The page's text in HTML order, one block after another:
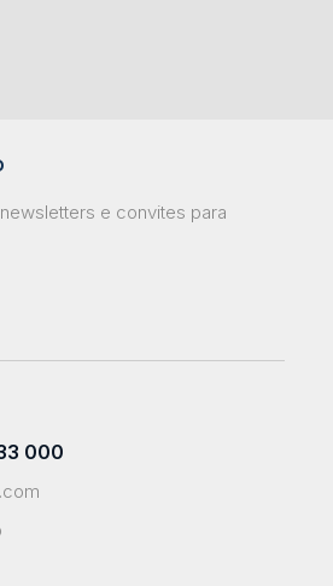
e convites para
000